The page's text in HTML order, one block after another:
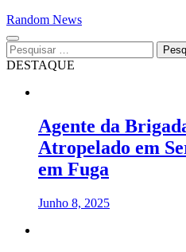
Random News
Pesquisar
por:
DESTAQUE
Agente da
Atropelado em
em Fuga
Junho 8, 2025